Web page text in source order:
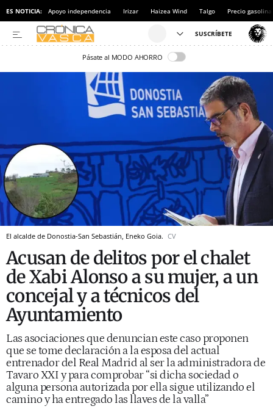
ES NOTICIA: Apoyo independencia Irizar Haizea Wind Talgo Precio gasolina
Pásate al MODO AHORRO
El alcalde de Donostia-San Sebastián, Eneko Goia. CV
Acusan de delitos por el chalet
de Xabi Alonso a su mujer, a un
concejal y a técnicos del
Ayuntamiento
Las asociaciones que denuncian este caso proponen
que se tome declaración a la esposa del actual
entrenador del Real Madrid al ser la administradora de
Tavaro XXI y para comprobar “si dicha sociedad o
alguna persona autorizada por ella sigue utilizando el
camino y ha entregado las llaves de la valla”